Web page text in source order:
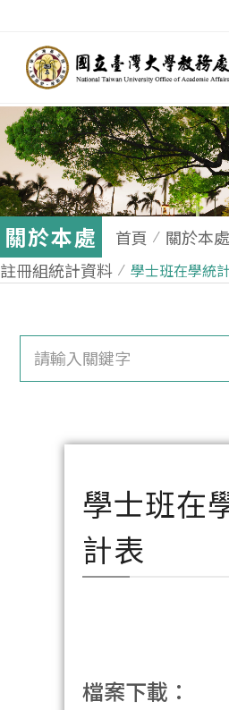
關於本處 首頁 關於本處
註冊組統計資料
學士班在學統
學士班在
計表
檔案下載：